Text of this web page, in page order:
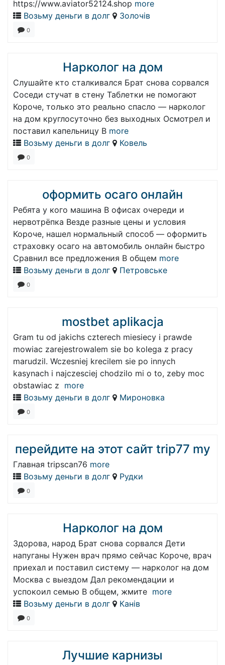
https://www.aviator52124.shop more
Возьму деньги в долг
Золочів
0
Нарколог на дом
Слушайте кто сталкивался Брат снова сорвался
Соседи стучат в стену Таблетки не помогают
Короче, только это реально спасло — нарколог
на дом круглосуточно без выходных Осмотрел и
поставил капельницу В more
Возьму деньги в долг
Ковель
0
оформить осаго онлайн
Ребята у кого машина В офисах очереди и
нервотрёпка Везде разные цены и условия
Короче, нашел нормальный способ — оформить
страховку осаго на автомобиль онлайн быстро
Сравнил все предложения В общем more
Возьму деньги в долг
Петровське
0
mostbet aplikacja
Gram tu od jakichs czterech miesiecy i prawde
mowiac zarejestrowalem sie bo kolega z pracy
marudzil. Wczesniej krecilem sie po innych
kasynach i najczesciej chodzilo mi o to, zeby moc
obstawiac z more
Возьму деньги в долг
Мироновка
0
перейдите на этот сайт trip77 my
Главная tripscan76 more
Возьму деньги в долг
Рудки
0
Нарколог на дом
Здорова, народ Брат снова сорвался Дети
напуганы Нужен врач прямо сейчас Короче, врач
приехал и поставил систему — нарколог на дом
Москва с выездом Дал рекомендации и
успокоил семью В общем, жмите more
Возьму деньги в долг
Канів
0
Лучшие карнизы